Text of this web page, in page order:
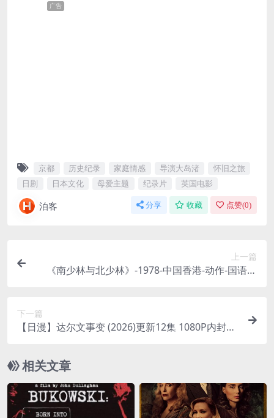
广告
京都 历史纪录 家庭情感 导演大岛渚
怀旧之旅
日剧
日本文化 母爱主题 纪录片 英国电影
泊客 分享 收藏 点赞(0)
上一篇
《南少林与北少林》-1978-中国香港-动作-国语中
下一篇
【日漫】达尔文事变 (2026)更新12集 1080P内封多
相关文章